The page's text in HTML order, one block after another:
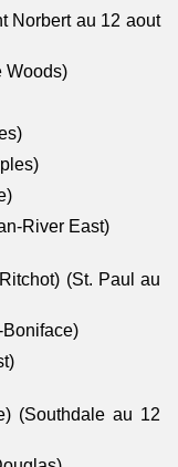
Norbert au 12 aout
Woods)
River East)
(St. Paul au
(Southdale au 12